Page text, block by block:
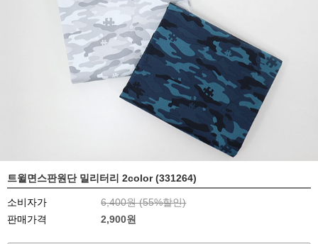
트윌면스판원단 밀리터리 2color (331264)
소비자가 6,400원 (55%할인)
판매가격
2,900원